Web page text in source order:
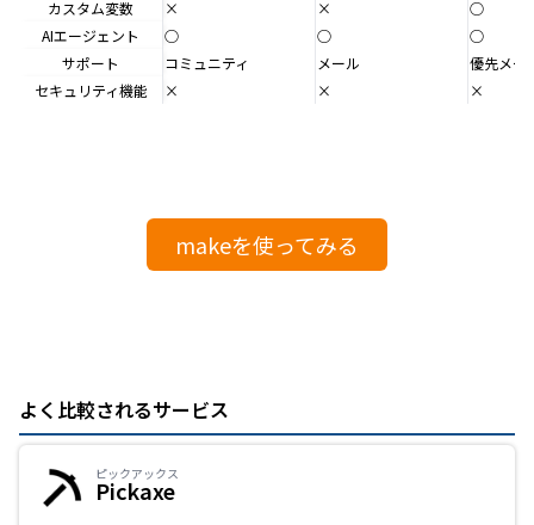
カスタム変数 × ×
○
AIエージェント
○ ○
○
サポート
コミュニティ メール
優先メー
セキュリティ機能
× × ×
makeを使ってみる
よく比較されるサービス
ピックアックス
Pickaxe